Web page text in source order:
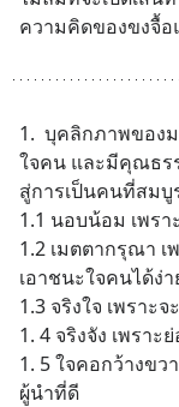
ความคิดของขงจื้อ
1.  บุคลิกภาพของ
ใจคน และมีคุณธร
สู่การเป็นคนที่สม
1.1 นอบน้อม เพรา
1.2 เมตตากรุณา
เอาชนะใจคนได้ง่า
1.3 จริงใจ เพราะ
1. 4 จริงจัง เพราะ
1. 5 ใจคอกว้างขว
ผู้นำที่ดี